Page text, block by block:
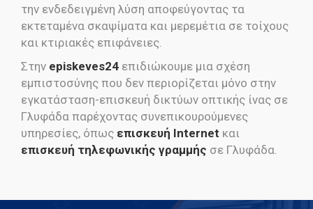
την ενδεδειγμένη λύση αποφεύγοντας τα
εκτεταμένα σκαψίματα και μερεμέτια σε τοίχους
και κτιριακές επιφάνειες.
Στην episkeves24 επιδιώκουμε μια σχέση
εμπιστοσύνης που δεν περιορίζεται μόνο στην
εγκατάσταση-επισκευή δικτύων οπτικής ίνας σε
Γλυφάδα παρέχοντας συνεπικουρούμενες
υπηρεσίες, όπως επισκευή Internet και
επισκευή τηλεφωνικής γραμμής σε Γλυφάδα.